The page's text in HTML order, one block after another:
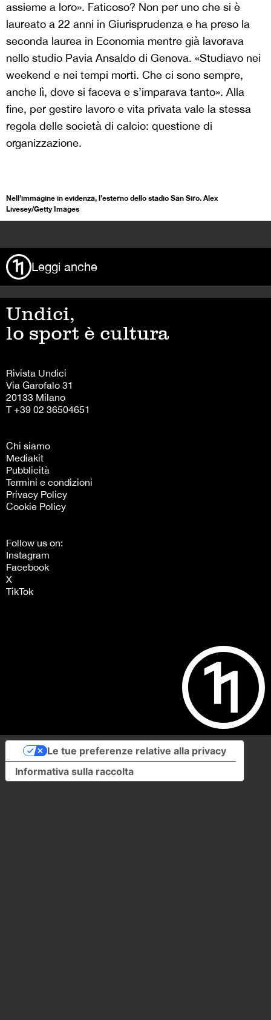
assieme a loro». Faticoso? Non per uno che si è
laureato a 22 anni in Giurisprudenza e ha preso la
seconda laurea in Economia mentre già lavorava
nello studio Pavia Ansaldo di Genova. «Studiavo nei
weekend e nei tempi morti. Che ci sono sempre,
anche lì, dove si faceva e s’imparava tanto». Alla
fine, per gestire lavoro e vita privata vale la stessa
regola delle società di calcio: questione di
organizzazione.
Nell’immagine in evidenza, l’esterno dello stadio San Siro. Alex
Livesey/Getty Images
Leggi anche
Undici,
lo sport è cultura
Rivista Undici
Via Garofalo 31
20133 Milano
T +39 02 36504651
Chi siamo
Mediakit
Pubblicità
Termini e condizioni
Privacy Policy
Cookie Policy
Follow us on:
Instagram
Facebook
X
TikTok
Informativa sulla raccolta
Le tue preferenze relative alla privacy